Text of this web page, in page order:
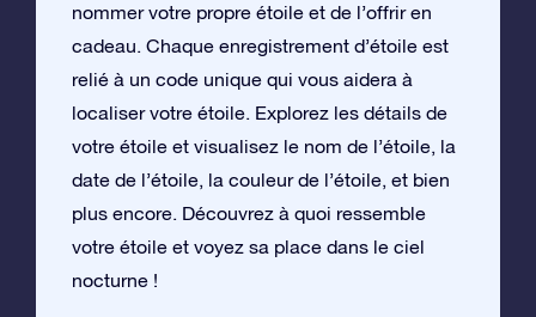
nommer votre propre étoile et de l’offrir en
cadeau. Chaque enregistrement d’étoile est
relié à un code unique qui vous aidera à
localiser votre étoile. Explorez les détails de
votre étoile et visualisez le nom de l’étoile, la
date de l’étoile, la couleur de l’étoile, et bien
plus encore. Découvrez à quoi ressemble
votre étoile et voyez sa place dans le ciel
nocturne !